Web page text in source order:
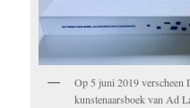
Op 5 juni 2019 verscheen
kunstenaarsboek van Ad